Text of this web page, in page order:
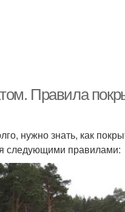
Правила
нужно знать, как
следующими правилами: